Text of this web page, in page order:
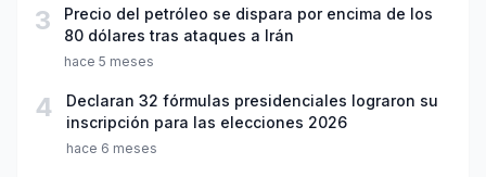
3
Precio del petróleo se dispara por encima de los
80 dólares tras ataques a Irán
hace 5 meses
4
Declaran 32 fórmulas presidenciales lograron su
inscripción para las elecciones 2026
hace 6 meses